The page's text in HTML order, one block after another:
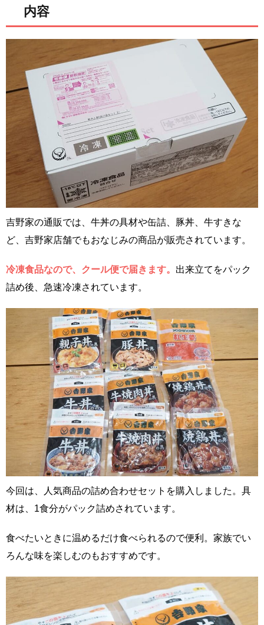
内容
吉野家の通販では、牛丼の具材や缶詰、豚丼、牛すきな
ど、吉野家店舗でもおなじみの商品が販売されています。
冷凍食品なので、クール便で届きます。 出来立てをパック
詰め後、急速冷凍されています。
今回は、人気商品の詰め合わせセットを購入しました。具
材は、1食分がパック詰めされています。
食べたいときに温めるだけ食べられるので便利。家族でい
ろんな味を楽しむのもおすすめです。